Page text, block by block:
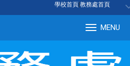
學校首頁 教務處首頁
MENU